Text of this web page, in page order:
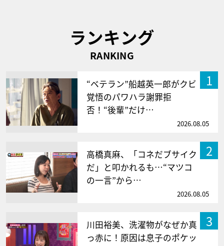
ランキング
RANKING
1
“ベテラン”船越英一郎がクビ
覚悟のパワハラ謝罪拒
否！“後輩”だけ…
2026.08.05
2
高橋真麻、「コネだブサイク
だ」と叩かれるも…“マツコ
の一言”から…
2026.08.05
3
川田裕美、洗濯物がなぜか真
っ赤に！原因は息子のポケッ